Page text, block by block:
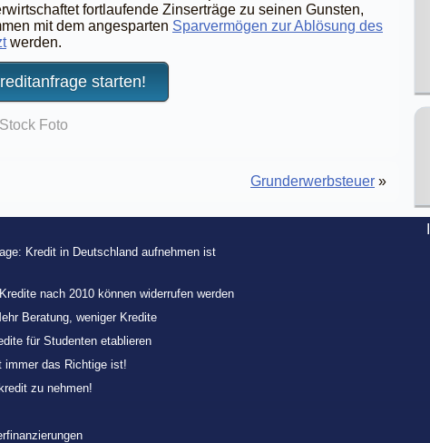
fortlaufende Zinserträge zu seinen Gunsten,
mit dem angesparten Sparvermögen zur Ablösung des
werden.
starten!
Foto
Grunderwerbsteuer »
Kredit in Deutschland aufnehmen ist
nach 2010 können widerrufen werden
Beratung, weniger Kredite
für Studenten etablieren
immer das Richtige ist!
zu nehmen!